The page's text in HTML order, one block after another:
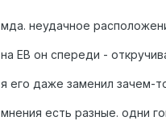
мда. неудачное
на ЕВ он спереди -
я его даже заменил зачем-
мнения есть разные. одни